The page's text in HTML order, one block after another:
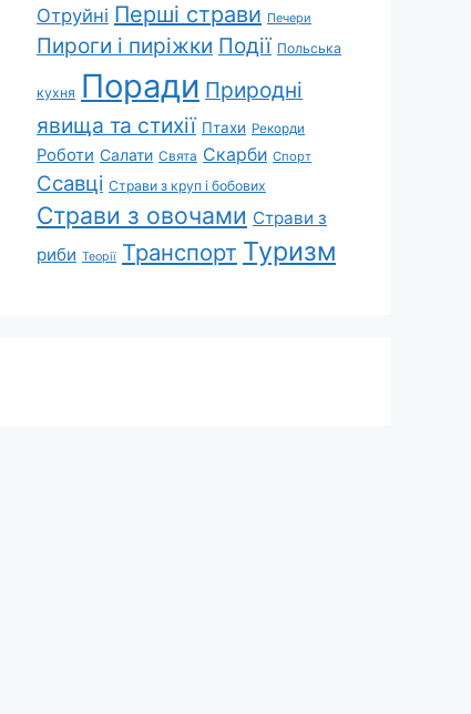
Отруйні Перші страви Печери
Пироги і пиріжки Події Польська
кухня Поради Природні
явища та стихії Птахи Рекорди
Роботи Салати Свята Скарби Спорт
Ссавці Страви з круп і бобових
Страви з овочами Страви з
риби Теорії Транспорт Туризм